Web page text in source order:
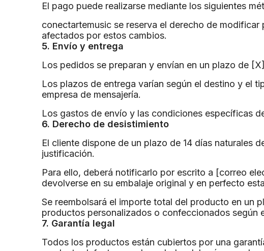
El pago puede realizarse mediante los siguientes
conectartemusic se reserva el derecho de
afectados por estos cambios.
5. Envío y entrega
Los pedidos se preparan y envían en un plazo de
Los plazos de entrega varían según el destino y el
empresa de mensajería.
Los gastos de envío y las condiciones específicas
6. Derecho de desistimiento
El cliente dispone de un plazo de 14 días naturales
justificación.
Para ello, deberá notificarlo por escrito a [correo
devolverse en su embalaje original y en perfecto
Se reembolsará el importe total del producto en un
productos personalizados o confeccionados según
7. Garantía legal
Todos los productos están cubiertos por una